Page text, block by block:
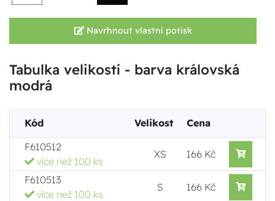
Navrhnout vlastní potisk
Tabulka velikostí - barva královská
modrá
Kód Velikost
Cena
F610512
více než 100 ks
XS 166 Kč
F610513
více než 100 ks
S 166 Kč